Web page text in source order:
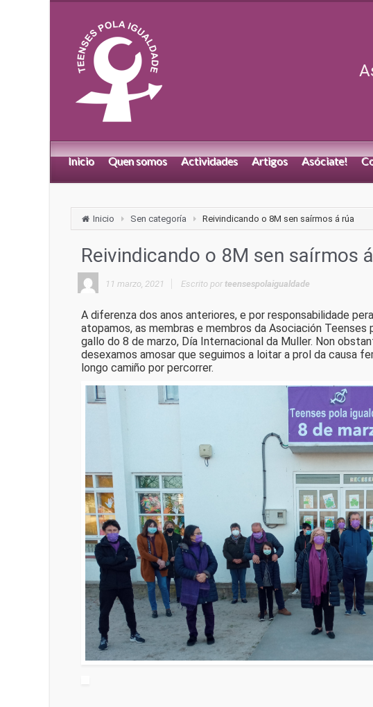
Inicio Quen somos Actividades Artigos Asóciate!
Inicio Sen categoría Reivindicando o 8M sen saírmos á rúa
Reivindicando o 8M sen saírmos
11 marzo, 2021 Escrito porteensespolaigualdade
A diferenza dos anos anteriores, e por responsabilidade
atopamos, as membras e membros da Asociación Teenses
gallo do 8 de marzo, Día Internacional da Muller. Non
desexamos amosar que seguimos a loitar a prol da causa
longo camiño por percorrer.